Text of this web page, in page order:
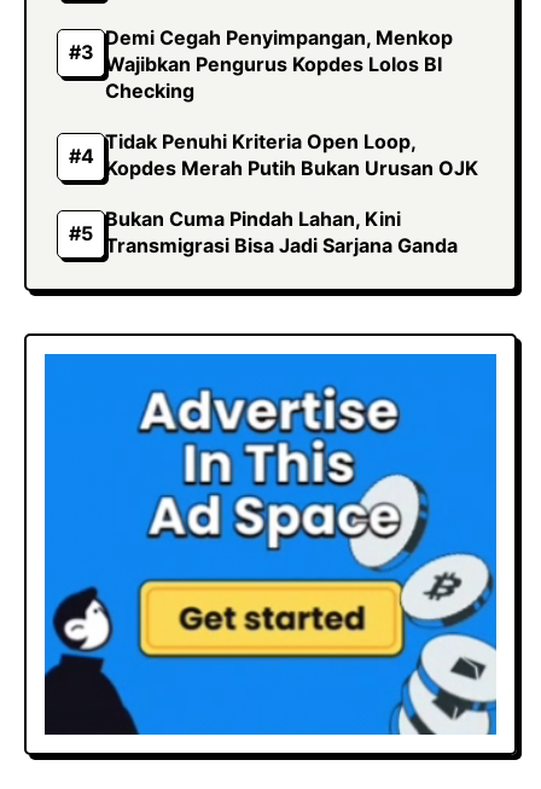
Demi Cegah Penyimpangan, Menkop
Wajibkan Pengurus Kopdes Lolos BI
Checking
Tidak Penuhi Kriteria Open Loop,
Kopdes Merah Putih Bukan Urusan OJK
Bukan Cuma Pindah Lahan, Kini
Transmigrasi Bisa Jadi Sarjana Ganda